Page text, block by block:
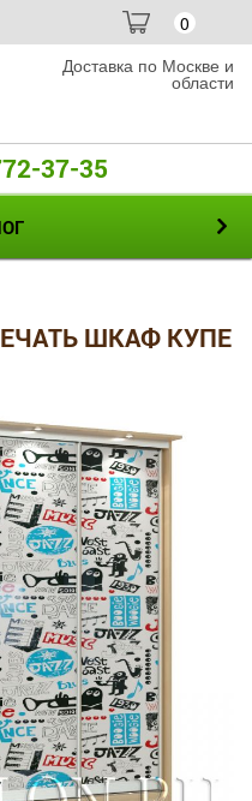
0
Доставка по Москве и
области
37-35
ШКАФ КУПЕ